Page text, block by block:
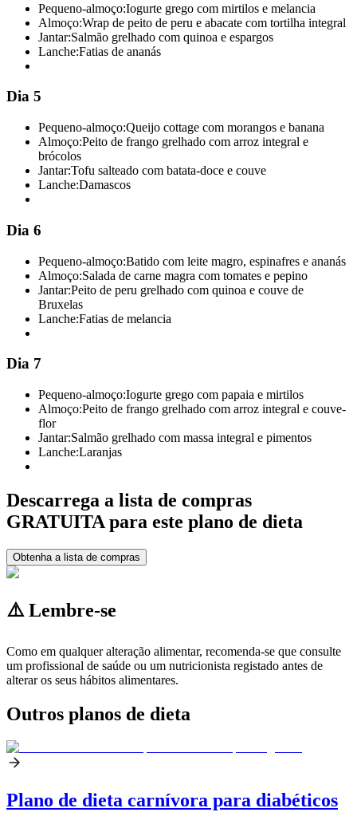
Pequeno-almoço:Iogurte grego com mirtilos e melancia
Almoço:Wrap de peito de peru e abacate com tortilha integral
Jantar:Salmão grelhado com quinoa e espargos
Lanche:Fatias de ananás
Dia 5
Pequeno-almoço:Queijo cottage com morangos e banana
Almoço:Peito de frango grelhado com arroz integral e
brócolos
Jantar:Tofu salteado com batata-doce e couve
Lanche:Damascos
Dia 6
Pequeno-almoço:Batido com leite magro, espinafres e ananás
Almoço:Salada de carne magra com tomates e pepino
Jantar:Peito de peru grelhado com quinoa e couve de
Bruxelas
Lanche:Fatias de melancia
Dia 7
Pequeno-almoço:Iogurte grego com papaia e mirtilos
Almoço:Peito de frango grelhado com arroz integral e couve-
flor
Jantar:Salmão grelhado com massa integral e pimentos
Lanche:Laranjas
Descarrega a lista de compras
GRATUITA para este plano de dieta
Obtenha a lista de compras
⚠️ Lembre-se
Como em qualquer alteração alimentar, recomenda-se que consulte
um profissional de saúde ou um nutricionista registado antes de
alterar os seus hábitos alimentares.
Outros planos de dieta
Plano de dieta carnívora para diabéticos